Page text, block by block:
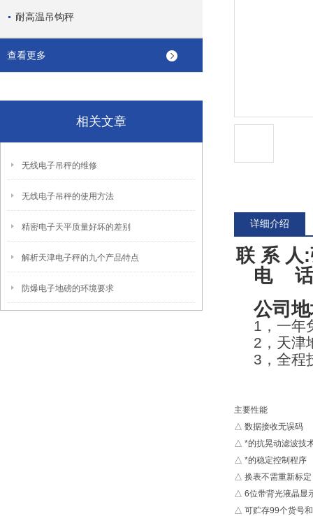
耐高温吊钩秤
查看更多
相关文章
无线电子吊秤的维修
无线电子吊秤的使用方法
精密电子天平质量好坏的差别
解析天津电子秤的九个产品特点
防爆电子地磅的环境要求
详细介绍
联 系
电
公司
1 ，一
2 ， 天津
3 ，全
主要性能
△ 数据接收无误码
△ *的抗晃动滤波技
△ *的稳定控制程序
△ 换表不需重新标定
△ 6位带背光液晶显
△ 可贮存99个货号